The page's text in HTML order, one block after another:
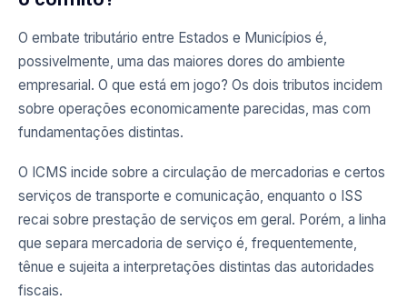
O embate tributário entre Estados e Municípios é,
possivelmente, uma das maiores dores do ambiente
empresarial. O que está em jogo? Os dois tributos incidem
sobre operações economicamente parecidas, mas com
fundamentações distintas.
O ICMS incide sobre a circulação de mercadorias e certos
serviços de transporte e comunicação, enquanto o ISS
recai sobre prestação de serviços em geral. Porém, a linha
que separa mercadoria de serviço é, frequentemente,
tênue e sujeita a interpretações distintas das autoridades
fiscais.